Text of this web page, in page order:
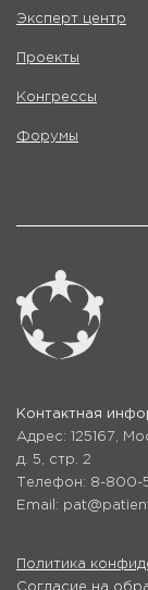
Эксперт центр
Проекты
Конгрессы
Форумы
Контактная
Адрес: 125167,
д. 5, стр. 2
Телефон: 8-
Email:
Политика
Согласие на